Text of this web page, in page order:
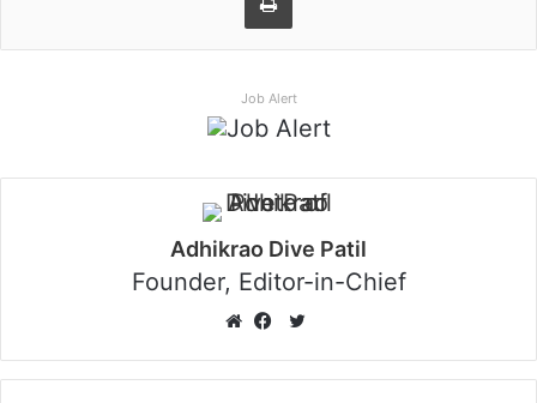
Job Alert
Adhikrao Dive Patil
Founder, Editor-in-Chief
Twitter